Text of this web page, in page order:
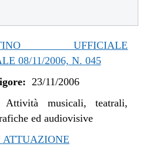
UFFICIALE
08/11/2006, N. 045
23/11/2006
Attività musicali, teatrali,
ed audiovisive